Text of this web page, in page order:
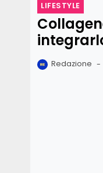
LIFESTYLE
Redazione -